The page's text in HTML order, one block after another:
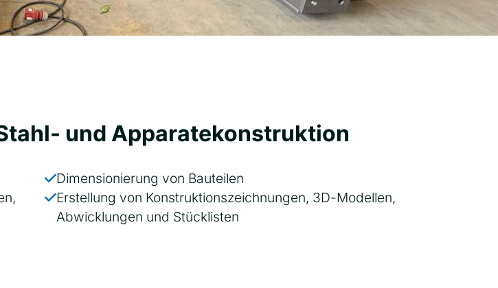
und Apparatekonstruktion
Dimensionierung von Bauteilen
Erstellung von Konstruktionszeichnungen, 3D-Modellen,
Abwicklungen und Stücklisten